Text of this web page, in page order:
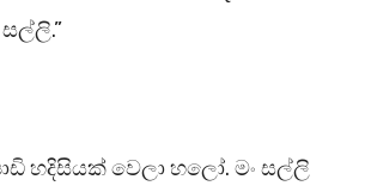
හදිසියක් වෙලා හලෝ. මං සල්ලි